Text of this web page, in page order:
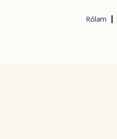
Rólam